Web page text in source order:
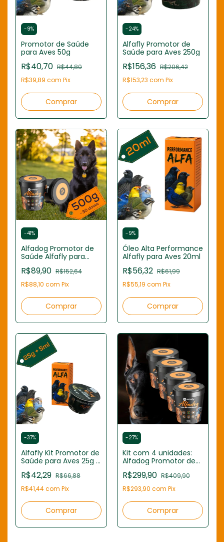
-9%
Promotor de Saúde
para Aves 50g
R$40,70 R$44,80
R$39,89 com Pix
-24%
Alfafly Promotor de
Saúde para Aves 250g
R$156,36 R$206,42
R$153,23 com Pix
-41%
Alfadog Promotor de
Saúde Alfafly para
R$89,90 R$152,64
R$88,10 com Pix
-9%
Óleo Alta Performance
Alfafly para Aves 20ml
R$56,32 R$61,99
R$55,19 com Pix
-37%
Alfafly Kit Promotor de
Saúde para Aves 25g +
R$42,29 R$66,88
R$41,44com Pix
-27%
Kit com 4 unidades:
Alfadog Promotor de
Cães 500g (Total 2kg)
R$299,90 R$409,90
R$293,90 com Pix